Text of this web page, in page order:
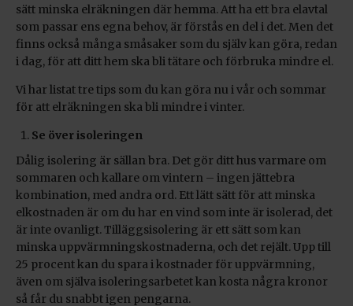
sätt minska elräkningen där hemma. Att ha ett bra elavtal
som passar ens egna behov, är förstås en del i det. Men det
finns också många småsaker som du själv kan göra, redan
i dag, för att ditt hem ska bli tätare och förbruka mindre el.
Vi har listat tre tips som du kan göra nu i vår och sommar
för att elräkningen ska bli mindre i vinter.
Se över isoleringen
Dålig isolering är sällan bra. Det gör ditt hus varmare om
sommaren och kallare om vintern – ingen jättebra
kombination, med andra ord. Ett lätt sätt för att minska
elkostnaden är om du har en vind som inte är isolerad, det
är inte ovanligt. Tilläggsisolering är ett sätt som kan
minska uppvärmningskostnaderna, och det rejält. Upp till
25 procent kan du spara i kostnader för uppvärmning,
även om själva isoleringsarbetet kan kosta några kronor
så får du snabbt igen pengarna.